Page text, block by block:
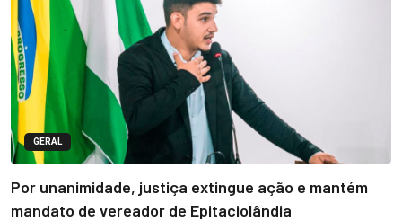
GERAL
Por unanimidade, justiça extingue ação e mantém
mandato de vereador de Epitaciolândia